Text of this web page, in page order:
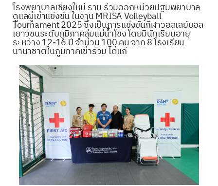
โรงพยาบาลเชียงใหม่ ราม ร่วมออกหน่วยปฐมพยาบาล
ดูแลผู้เข้าแข่งขัน ในงาน MRISA Volleyball
Tournament 2025 ซึ่งเป็นการแข่งขันกีฬาวอลเลย์บอล
เยาวชนระดับภูมิภาคลุ่มแม่น้ำโขง โดยมีนักเรียนอายุ
ระหว่าง 12-16 ปี จำนวน 100 คน จาก 8 โรงเรียน
นานาชาติในภูมิภาคเข้าร่วม ได้แก่